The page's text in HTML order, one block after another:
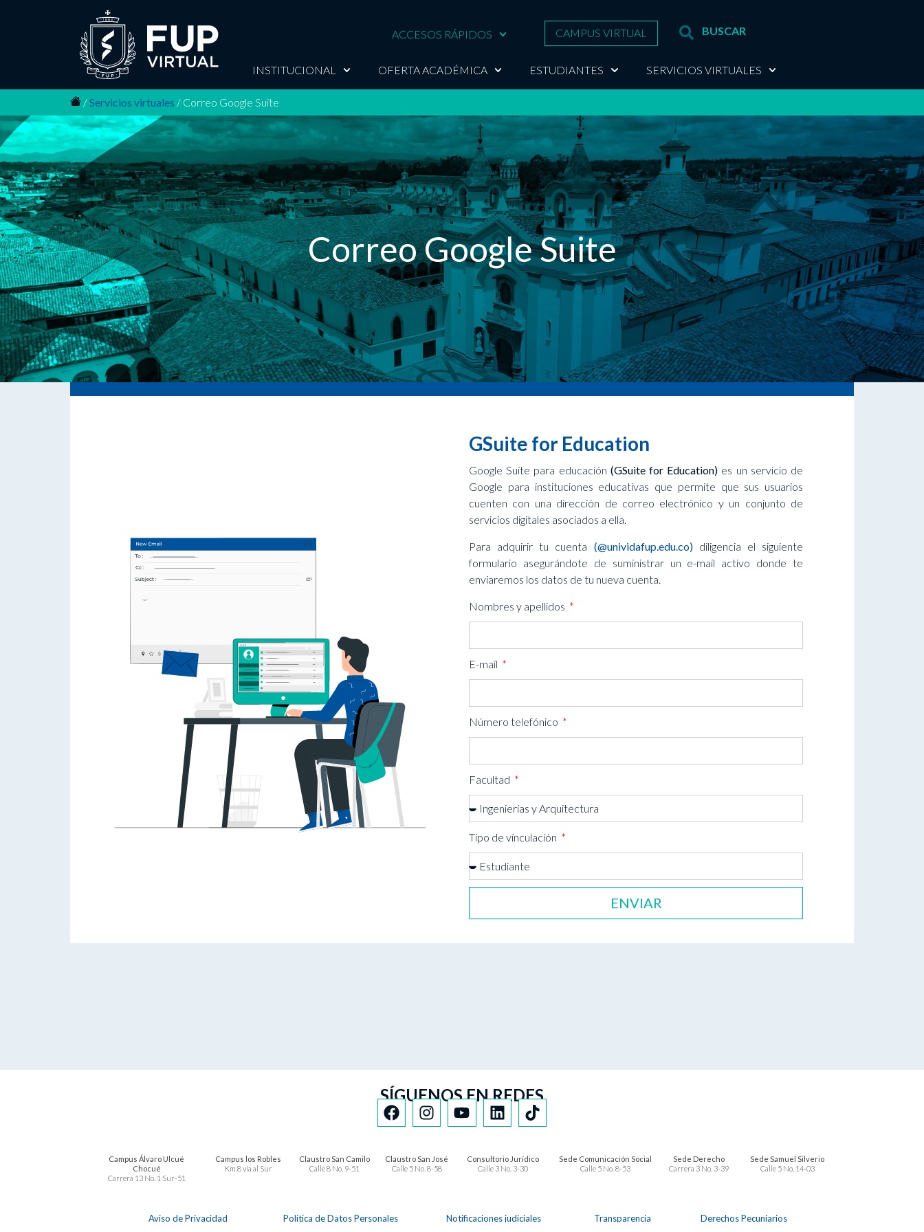
ACCESOS RÁPIDOS CAMPUS VIRTUAL
INSTITUCIONAL OFERTA ACADÉMICA ESTUDIANTES SERVICIOS VIRTUALES
/Servicios virtuales / Correo Google Suite
Correo Google Suite
GSuite for Education
Google Suite para educación (GSuite for Education) es un servicio de
Google para instituciones educativas que permite que sus usuarios
cuenten con una dirección de correo electrónico y un conjunto de
servicios digitales asociados a ella.
Para adquirir tu cuenta (@unividafup.edu.co) diligencia el siguiente
formulario asegurándote de suministrar un e-mail activo donde te
enviaremos los datos de tu nueva cuenta.
Nombres y apellidos
E-mail
Número telefónico
Facultad
Tipo de vínculación
ENVIAR
SÍGUENOS EN REDES
Campus Álvaro Ulcué
Chocué
Carrera 13 No. 1 Sur-51
Campus los Robles
Km.8 vía al Sur
Claustro San Camilo
Calle 8 No. 9-51
Claustro San José
Calle 5 No. 8-58
Consultorio Jurídico
Calle 3 No. 3-30
Sede Comunicación Social
Calle 5 No. 8-53
Sede Derecho
Carrera 3 No. 3-39
Sede Samuel Silverio
Calle 5 No. 14-03
Aviso de Privacidad Política de Datos Personales Notificaciones judiciales Transparencia Derechos Pecuniarios